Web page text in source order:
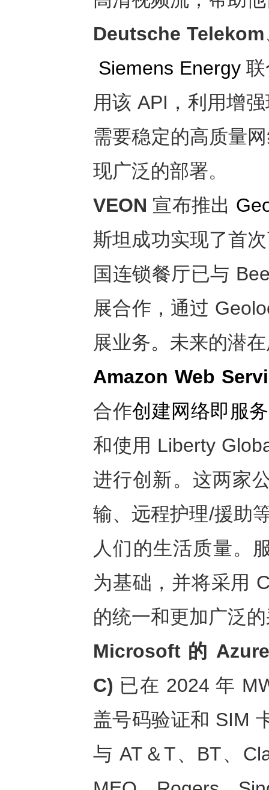
Deutsche Telekom
Siemens Energy
用该 API，利用增
需要稳定的高质量
现广泛的部署。
VEON 宣布推出
斯坦成功实现了首
国连锁餐厅已与
展合作，通过
展业务。未来的潜
Amazon Web
合作创建网络即服
和使用 Liberty
进行创新。这两家
输、远程护理/援助
人们的生活质量。
为基础，并将采用
的统一和更加广泛
Microsoft 的
C) 已在 2024 年
盖号码验证和 SIM
与 AT＆T、BT、